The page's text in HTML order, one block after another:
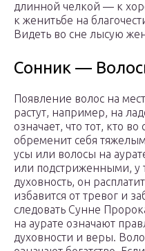
длинной челкой — к
к женитьбе на
Видеть во сне лысую
Сонник —
Появление волос на
растут, например, на
означает, что тот, кто
обременит себя
усы или волосы на
или подстриженными, у
духовность, он
избавится от тревог и
следовать Сунне
на аурате означают
духовности и веры.